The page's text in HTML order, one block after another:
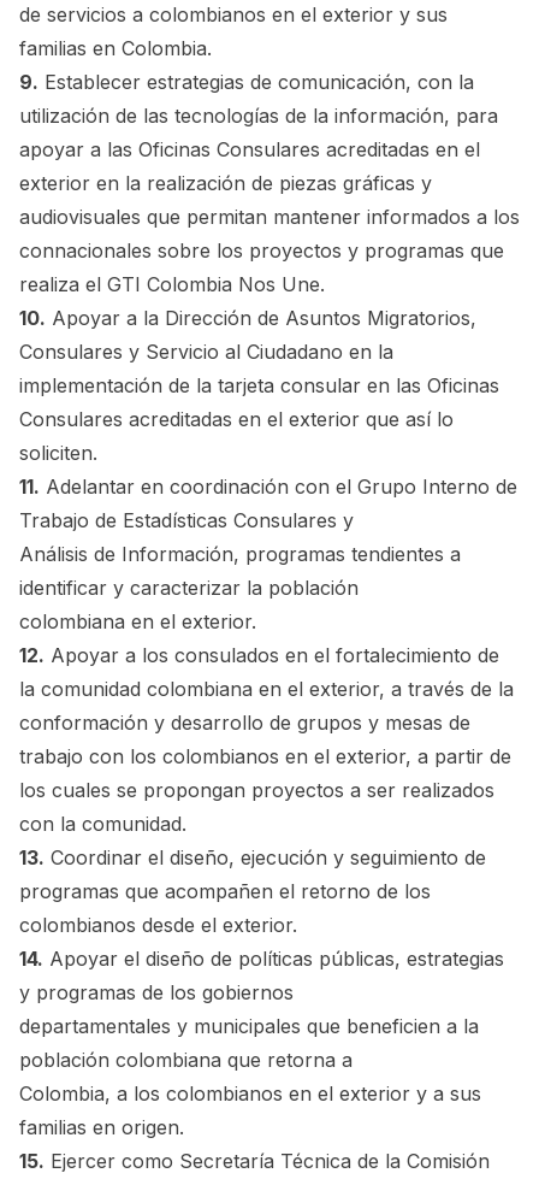
de servicios a colombianos en el exterior y sus
familias en Colombia.
9. Establecer estrategias de comunicación, con la
utilización de las tecnologías de la información, para
apoyar a las Oficinas Consulares acreditadas en el
exterior en la realización de piezas gráficas y
audiovisuales que permitan mantener informados a los
connacionales sobre los proyectos y programas que
realiza el GTI Colombia Nos Une.
10. Apoyar a la Dirección de Asuntos Migratorios,
Consulares y Servicio al Ciudadano en la
implementación de la tarjeta consular en las Oficinas
Consulares acreditadas en el exterior que así lo
soliciten.
11. Adelantar en coordinación con el Grupo Interno de
Trabajo de Estadísticas Consulares y
Análisis de Información, programas tendientes a
identificar y caracterizar la población
colombiana en el exterior.
12. Apoyar a los consulados en el fortalecimiento de
la comunidad colombiana en el exterior, a través de la
conformación y desarrollo de grupos y mesas de
trabajo con los colombianos en el exterior, a partir de
los cuales se propongan proyectos a ser realizados
con la comunidad.
13. Coordinar el diseño, ejecución y seguimiento de
programas que acompañen el retorno de los
colombianos desde el exterior.
14. Apoyar el diseño de políticas públicas, estrategias
y programas de los gobiernos
departamentales y municipales que beneficien a la
población colombiana que retorna a
Colombia, a los colombianos en el exterior y a sus
familias en origen.
15. Ejercer como Secretaría Técnica de la Comisión